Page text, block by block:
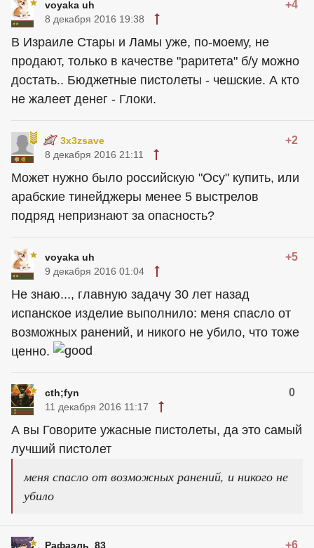
voyaka uh +4
8 декабря 2016 19:38
В Израиле Стары и Ламы уже, по-моему, не
продают, только в качестве "раритета" б/у можно
достать.. Бюджетные пистолеты - чешские. А кто
не жалеет денег - Глоки.
3x3zsave +2
8 декабря 2016 21:11
Может нужно было российскую "Осу" купить, или
арабские тинейджеры менее 5 выстрелов
подряд непризнают за опасность?
voyaka uh +5
9 декабря 2016 01:04
Не знаю..., главную задачу 30 лет назад
испанское изделие выполнило: меня спасло от
возможных ранений, и никого не убило, что тоже
ценно.
cth;fyn 0
11 декабря 2016 11:17
А вы Говорите ужасные пистолеты, да это самый
лучший пистолет
меня спасло от возможных ранений, и никого не
убило
Рафаэль_83 +6